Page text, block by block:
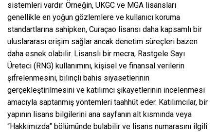
sistemleri vardır. Örneğin, UKGC ve MGA lisansları
genellikle en yoğun gözlemlere ve kullanıcı koruma
standartlarına sahipken, Curaçao lisansı daha kapsamlı bir
uluslararası erişim sağlar ancak denetim süreçleri bazen
daha esnek olabilir. Lisanslı bir mecra, Rastgele Sayı
Üreteci (RNG) kullanımını, kişisel ve finansal verilerin
şifrelenmesini, bilinçli bahis siyasetlerinin
gerçekleştirilmesini ve katılımcı şikayetlerinin incelenmesi
amacıyla saptanmış yöntemleri taahhüt eder. Katılımcılar, bir
yapının lisans bilgilerini ana sayfanın alt kısmında veya
“Hakkımızda” bölümünde bulabilir ve lisans numarasını ilgili